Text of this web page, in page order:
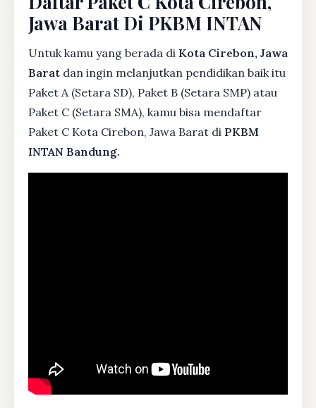
Jawa Barat Di PKBM INTAN
Untuk kamu yang berada di Kota Cirebon, Jawa
Barat dan ingin melanjutkan pendidikan baik itu
Paket A (Setara SD), Paket B (Setara SMP) atau
Paket C (Setara SMA), kamu bisa mendaftar
Paket C Kota Cirebon, Jawa Barat di PKBM
INTAN Bandung.